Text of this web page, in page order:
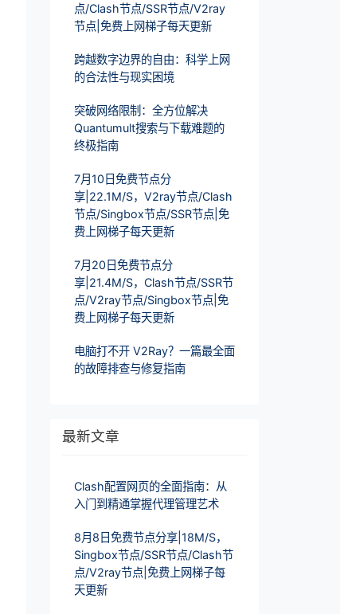
点/Clash节点/SSR节点/V2ray
节点|免费上网梯子每天更新
跨越数字边界的自由：科学上网
的合法性与现实困境
突破网络限制：全方位解决
Quantumult搜索与下载难题的
终极指南
7月10日免费节点分
享|22.1M/S，V2ray节点/Clash
节点/Singbox节点/SSR节点|免
费上网梯子每天更新
7月20日免费节点分
享|21.4M/S，Clash节点/SSR节
点/V2ray节点/Singbox节点|免
费上网梯子每天更新
电脑打不开 V2Ray？一篇最全面
的故障排查与修复指南
最新文章
Clash配置网页的全面指南：从
入门到精通掌握代理管理艺术
8月8日免费节点分享|18M/S，
Singbox节点/SSR节点/Clash节
点/V2ray节点|免费上网梯子每
天更新